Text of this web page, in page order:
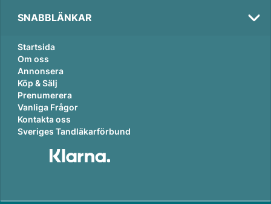
SNABBLÄNKAR
Startsida
Om oss
Annonsera
Köp & Sälj
Prenumerera
Vanliga Frågor
Kontakta oss
Sveriges Tandläkarförbund